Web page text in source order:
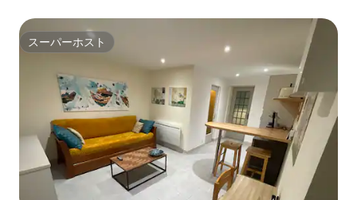
スーパーホスト
スーパーホスト